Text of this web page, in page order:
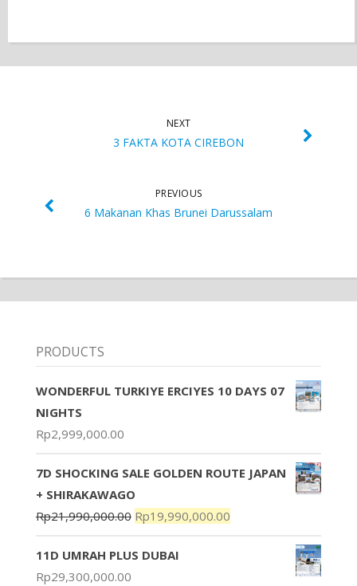
NEXT
3 FAKTA KOTA CIREBON
PREVIOUS
6 Makanan Khas Brunei Darussalam
PRODUCTS
WONDERFUL TURKIYE ERCIYES 10 DAYS 07
NIGHTS
Rp2,999,000.00
7D SHOCKING SALE GOLDEN ROUTE JAPAN
+ SHIRAKAWAGO
Rp21,990,000.00 Rp19,990,000.00
11D UMRAH PLUS DUBAI
Rp29,300,000.00